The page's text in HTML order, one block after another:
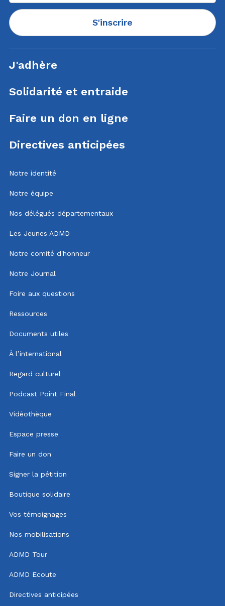
S'inscrire
J'adhère
Solidarité et entraide
Faire un don en ligne
Directives anticipées
Notre identité
Notre équipe
Nos délégués départementaux
Les Jeunes ADMD
Notre comité d'honneur
Notre Journal
Foire aux questions
Ressources
Documents utiles
À l’international
Regard culturel
Podcast Point Final
Vidéothèque
Espace presse
Faire un don
Signer la pétition
Boutique solidaire
Vos témoignages
Nos mobilisations
ADMD Tour
ADMD Ecoute
Directives anticipées